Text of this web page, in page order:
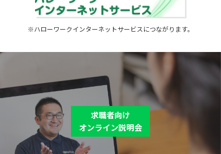
※ハローワークインターネットサービスにつながります。
求職者向け
オンライン説明会